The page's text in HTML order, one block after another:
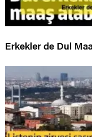
Erkekler de Dul